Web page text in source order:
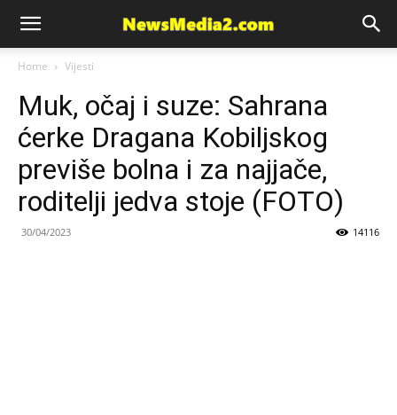
News
Media
Home Vijesti
Muk, očaj i suze: Sahrana
ćerke Dragana Kobiljskog
previše bolna i za najjače,
roditelji jedva stoje (FOTO)
30/04/2023 14116